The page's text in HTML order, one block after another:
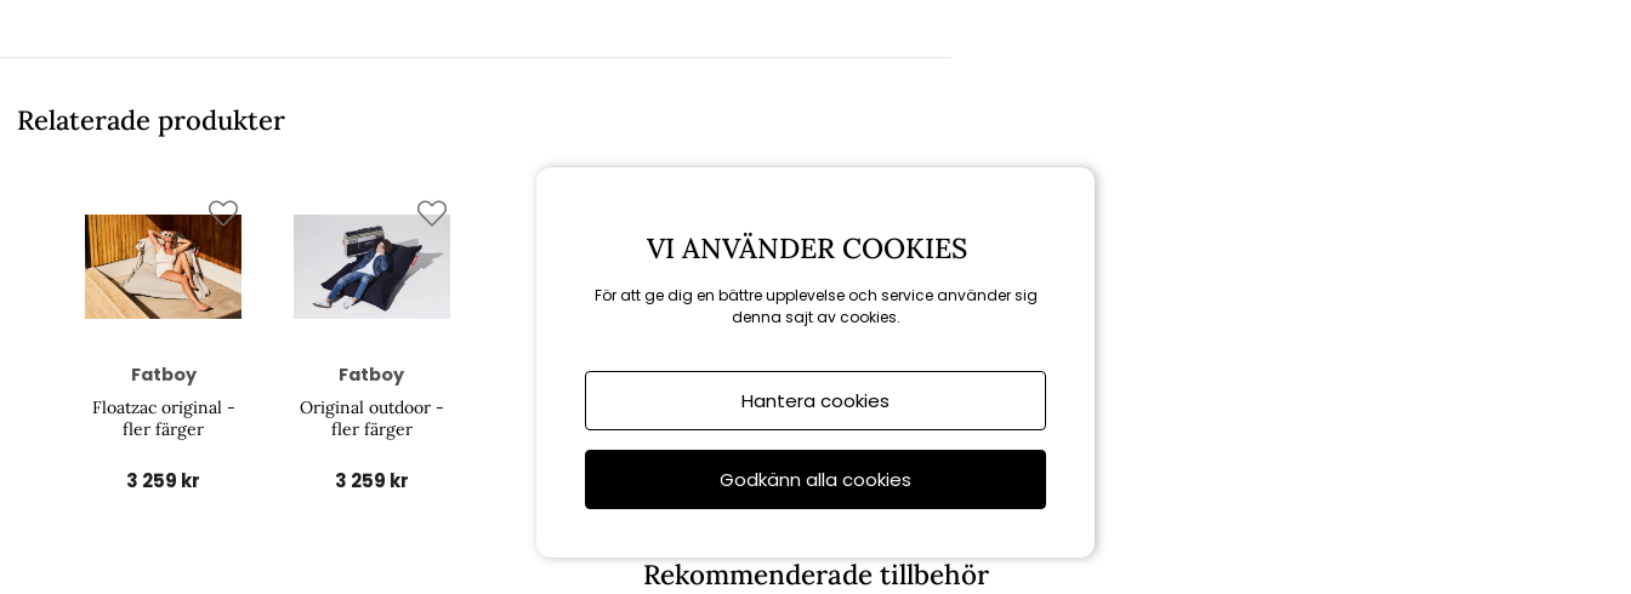
Relaterade produkter
Fatboy
Floatzac original -
fler färger
3 259 kr
Fatboy
Original outdoor -
fler färger
3 259 kr
Rekommenderade tillbehör
VI ANVÄNDER COOKIES
För att ge dig en bättre upplevelse och service använder sig
denna sajt av cookies.
Hantera cookies
Godkänn alla cookies